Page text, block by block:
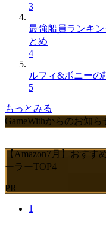
3
最強船員ランキ
とめ
4
ルフィ&ボニーの
5
もっとみる
GameWithからのお知ら
【Amazon7月】おす
ーラーTOP4
PR
1